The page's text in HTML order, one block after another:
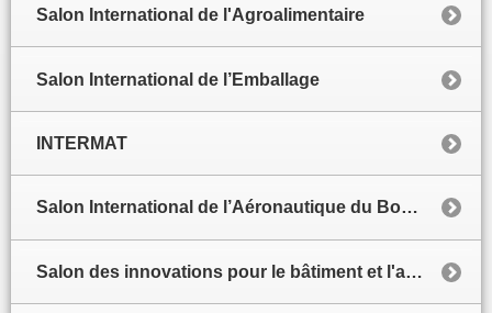
Salon International de l'Agroalimentaire
Salon International de l’Emballage
INTERMAT
Salon International de l’Aéronautique du Bourget
Salon des innovations pour le bâtiment et l'architecture